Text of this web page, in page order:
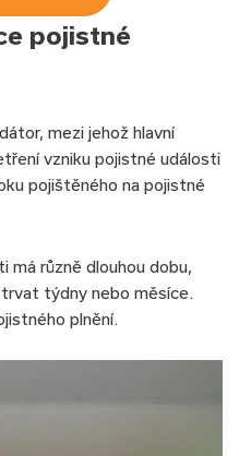
pojistné
mezi jehož hlavní
vzniku pojistné události
pojištěného na pojistné
má různě dlouhou dobu,
týdny nebo měsíce.
plnění.